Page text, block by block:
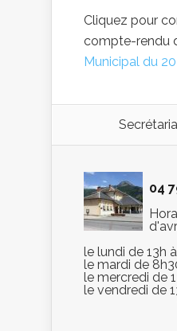
Cliquez pour
compte-rendu
Municipal du
04
le lundi de 13h
le mardi de
le mercredi de
le vendredi de